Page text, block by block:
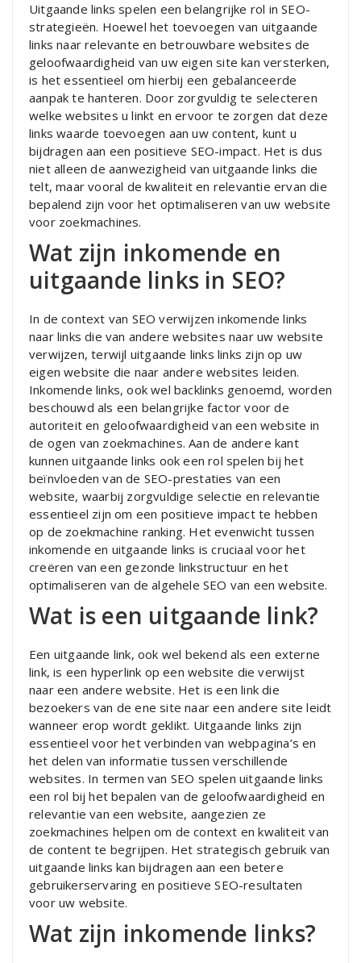
Uitgaande links spelen een belangrijke rol in SEO-
strategieën. Hoewel het toevoegen van uitgaande
links naar relevante en betrouwbare websites de
geloofwaardigheid van uw eigen site kan versterken,
is het essentieel om hierbij een gebalanceerde
aanpak te hanteren. Door zorgvuldig te selecteren
welke websites u linkt en ervoor te zorgen dat deze
links waarde toevoegen aan uw content, kunt u
bijdragen aan een positieve SEO-impact. Het is dus
niet alleen de aanwezigheid van uitgaande links die
telt, maar vooral de kwaliteit en relevantie ervan die
bepalend zijn voor het optimaliseren van uw website
voor zoekmachines.
Wat zijn inkomende en
uitgaande links in SEO?
In de context van SEO verwijzen inkomende links
naar links die van andere websites naar uw website
verwijzen, terwijl uitgaande links links zijn op uw
eigen website die naar andere websites leiden.
Inkomende links, ook wel backlinks genoemd, worden
beschouwd als een belangrijke factor voor de
autoriteit en geloofwaardigheid van een website in
de ogen van zoekmachines. Aan de andere kant
kunnen uitgaande links ook een rol spelen bij het
beïnvloeden van de SEO-prestaties van een
website, waarbij zorgvuldige selectie en relevantie
essentieel zijn om een positieve impact te hebben
op de zoekmachine ranking. Het evenwicht tussen
inkomende en uitgaande links is cruciaal voor het
creëren van een gezonde linkstructuur en het
optimaliseren van de algehele SEO van een website.
Wat is een uitgaande link?
Een uitgaande link, ook wel bekend als een externe
link, is een hyperlink op een website die verwijst
naar een andere website. Het is een link die
bezoekers van de ene site naar een andere site leidt
wanneer erop wordt geklikt. Uitgaande links zijn
essentieel voor het verbinden van webpagina’s en
het delen van informatie tussen verschillende
websites. In termen van SEO spelen uitgaande links
een rol bij het bepalen van de geloofwaardigheid en
relevantie van een website, aangezien ze
zoekmachines helpen om de context en kwaliteit van
de content te begrijpen. Het strategisch gebruik van
uitgaande links kan bijdragen aan een betere
gebruikerservaring en positieve SEO-resultaten
voor uw website.
Wat zijn inkomende links?